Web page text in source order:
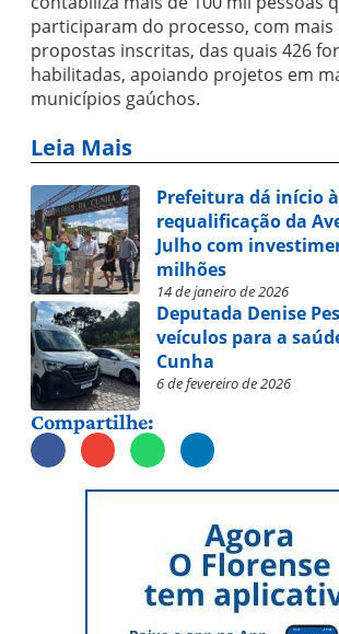
participaram do processo, com mais
propostas inscritas, das quais 426
habilitadas, apoiando projetos em
municípios gaúchos.
Leia Mais
Prefeitura dá início à
requalificação da
Julho com
milhões
14 de janeiro de 2026
Deputada Denise
veículos para a
Cunha
6 de fevereiro de 2026
Compartilhe: